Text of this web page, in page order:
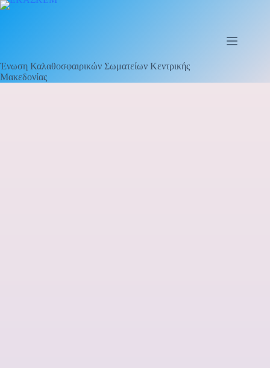
Ένωση Καλαθοσφαιρικών Σωματείων Κεντρικής
Μακεδονίας